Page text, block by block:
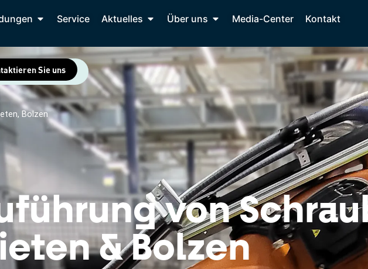
Service Aktuelles Über uns Media-Center Kontakt
Sie uns
Bolzen
von
& Bolzen